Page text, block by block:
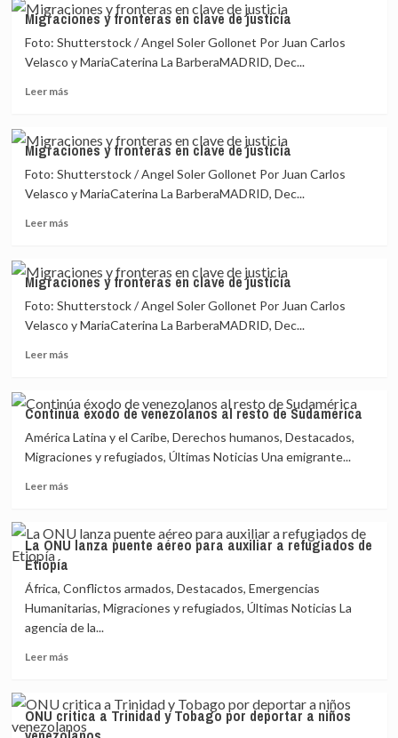
Unicef
lanza
programa
para
venezolanos
Migraciones y fronteras en clave de justicia
Foto: Shutterstock / Angel Soler Gollonet Por Juan Carlos
Velasco y MariaCaterina La BarberaMADRID, Dec...
Leer másLeer
Migraciones
y
fronteras
en
de
Migraciones y fronteras en clave de justicia
Foto: Shutterstock / Angel Soler Gollonet Por Juan Carlos
Velasco y MariaCaterina La BarberaMADRID, Dec...
Leer másLeer
Migraciones
y
fronteras
en
de
Migraciones y fronteras en clave de justicia
Foto: Shutterstock / Angel Soler Gollonet Por Juan Carlos
Velasco y MariaCaterina La BarberaMADRID, Dec...
Leer másLeer
Migraciones
y
fronteras
en
de
Continúa éxodo de venezolanos al resto de Sudamérica
América Latina y el Caribe, Derechos humanos, Destacados,
Migraciones y refugiados, Últimas Noticias Una emigrante...
Leer másLeer
Continúa
éxodo
de
venezolanos
al
de
Sudamérica
La ONU lanza puente aéreo para auxiliar a refugiados de
Etiopía
África, Conflictos armados, Destacados, Emergencias
Humanitarias, Migraciones y refugiados, Últimas Noticias La
agencia de la...
Leer másLeer
La
ONU
ONU critica a Trinidad y Tobago por deportar a niños